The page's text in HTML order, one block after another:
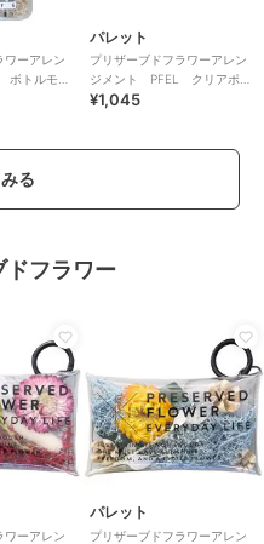
ワーアレン
ボトルモ
ス カフェ
パレット
プリザーブドフラワーアレン
ジメント PFEL クリアポー
チ アイスランドモスホワイ
¥1,045
る
ドフラワー
ワーアレン
パレット
プリザーブドフラワーアレン